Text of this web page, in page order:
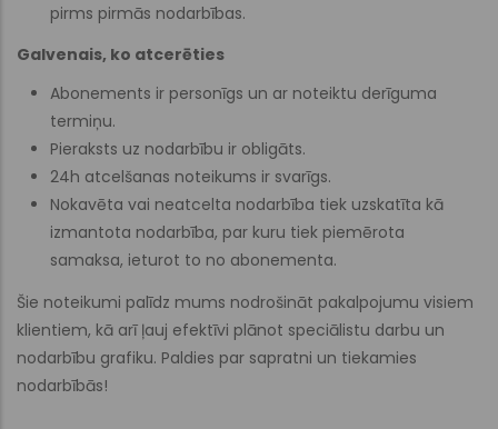
pirms pirmās nodarbības.
Galvenais, ko atcerēties
Abonements ir personīgs un ar noteiktu derīguma
termiņu.
Pieraksts uz nodarbību ir obligāts.
24h atcelšanas noteikums ir svarīgs.
Nokavēta vai neatcelta nodarbība tiek uzskatīta kā
izmantota nodarbība, par kuru tiek piemērota
samaksa, ieturot to no abonementa.
Šie noteikumi palīdz mums nodrošināt pakalpojumu visiem
klientiem, kā arī ļauj efektīvi plānot speciālistu darbu un
nodarbību grafiku. Paldies par sapratni un tiekamies
nodarbībās!